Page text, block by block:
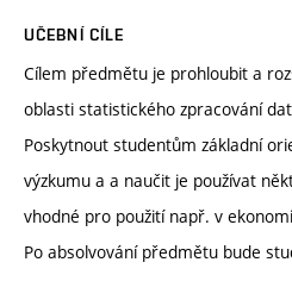
UČEBNÍ CÍLE
Cílem předmětu je prohloubit a
oblasti statistického zpracování
Poskytnout studentům základní
výzkumu a a naučit je používat
vhodné pro použití např. v
Po absolvování předmětu bude